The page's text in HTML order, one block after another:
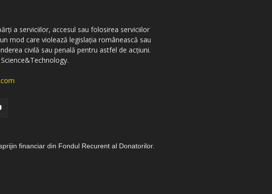
a serviciilor, accesul sau folosirea serviciilor
mod care violează legislația românească sau
civilă sau penală pentru astfel de acțiuni.
financiar din Fondul Recurent al Donatorilor.